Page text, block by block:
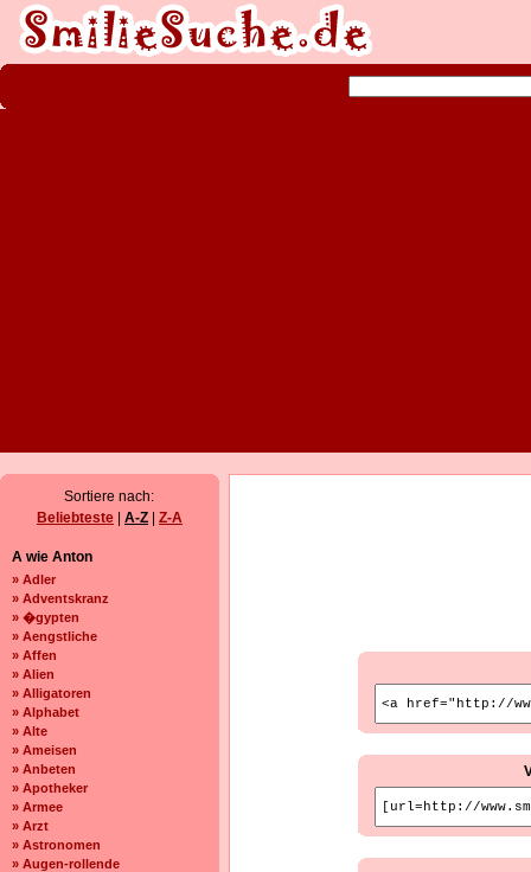
Sortiere nach:
Beliebteste
A-Z Z-A
A wie Anton
» Adler
» Adventskranz
» �gypten
» Aengstliche
» Affen
» Alien
» Alligatoren
» Alphabet
» Alte
» Ameisen
» Anbeten
» Apotheker
» Armee
» Arzt
» Astronomen
» Augen-rollende